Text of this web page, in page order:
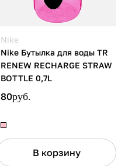
Nike
Nike Бутылка для воды TR
RENEW RECHARGE STRAW
BOTTLE 0,7L
80руб.
В корзину